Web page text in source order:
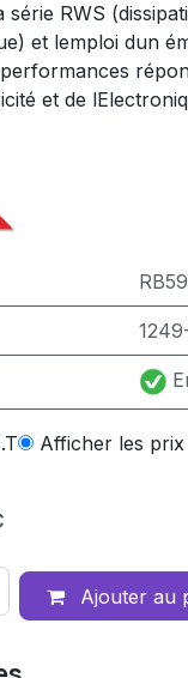
série RWS
et lemploi dun
et de
Afficher les prix
Ajouter au